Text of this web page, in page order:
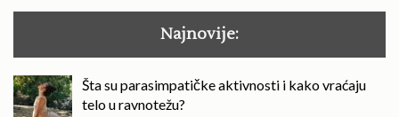
Najnovije:
Šta su parasimpatičke aktivnosti i kako vraćaju
telo u ravnotežu?